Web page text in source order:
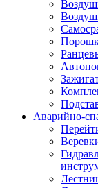
Аварийно-